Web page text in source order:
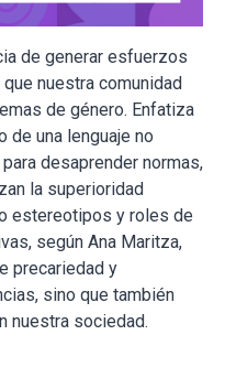
de generar esfuerzos
nuestra comunidad
de género. Enfatiza
de una lenguaje no
desaprender normas,
la superioridad
estereotipos y roles de
según Ana Maritza,
precariedad y
sino que también
nuestra sociedad.